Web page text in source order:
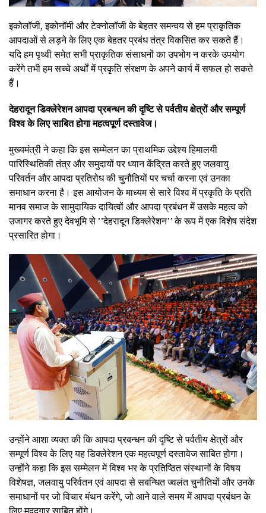
इकोलॉजी, इकोनॉमी और टेक्नोलॉजी के बेहतर समन्वय से हम प्राकृतिक
आपदाओं से लड़ने के लिए एक बेहतर प्रबंध तंत्र विकसित कर सकते हैं।
यदि हम पृथ्वी समेत सभी प्राकृतिक संसाधनों का उपभोग न करके उपयोग
करेंगे तभी हम सच्चे अर्थों में प्रकृति संरक्षण के अपने कार्य में सफल हो सकते
हैं।
देहरादून डिक्लेरेशन आपदा प्रबन्धन की दृष्टि से पर्वतीय क्षेत्रों और सम्पूर्ण
विश्व के लिए साबित होगा महत्वपूर्ण दस्तावेज।
मुख्यमंत्री ने कहा कि इस सम्मेलन का प्राथमिक उद्देश्य हिमालयी
पारिस्थितिकी तंत्र और समुदायों पर ध्यान केंद्रित करते हुए जलवायु
परिवर्तन और आपदा प्रतिरोध की चुनौतियों पर चर्चा करना एवं उनका
समाधान करना है। इस आयोजन के माध्यम से सारे विश्व में प्रकृति के प्रति
मानव समाज के सामुदायिक दायित्वों और आपदा प्रबंधन में उसके महत्व को
उजागर करते हुए देवभूमि से ’’देहरादून डिक्लेरेशन’’ के रूप में एक विशेष संदेश
प्रसारित होगा।
उन्होंने आशा व्यक्त की कि आपदा प्रबन्धन की दृष्टि से पर्वतीय क्षेत्रों और
सम्पूर्ण विश्व के लिए यह डिक्लेरेशन एक महत्वपूर्ण दस्तावेज साबित होगा।
उन्होंने कहा कि इस सम्मेलन में विश्व भर के प्रतिष्ठित संस्थानों के विषय
विशेषज्ञ, जलवायु परिर्वतन एवं आपदा से सबन्धित ज्वलंत चुनौतियों और उनके
समाधानों पर जो विचार मंथन करेंगे, जो आने वाले समय में आपदा प्रबंधन के